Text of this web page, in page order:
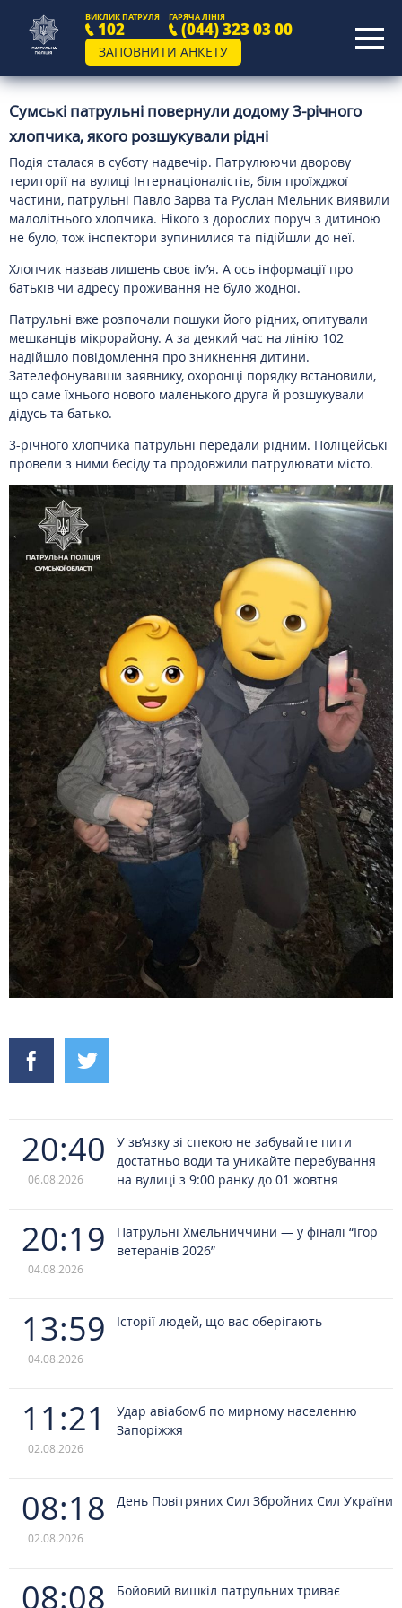
ВИКЛИК ПАТРУЛЯ
102
ГАРЯЧА ЛІНІЯ
(044) 323 03 00
ЗАПОВНИТИ АНКЕТУ
20:40
06.08.2026
У зв’язку зі спекою не забувайте пити
достатньо води та уникайте перебування
на вулиці з 9:00 ранку до 01 жовтня
20:19
04.08.2026
Патрульні Хмельниччини — у фіналі “Ігор
ветеранів 2026”
13:59
04.08.2026
Історії людей, що вас оберігають
11:21
02.08.2026
Удар авіабомб по мирному населенню
Запоріжжя
08:18
02.08.2026
День Повітряних Сил Збройних Сил України
08:08 Бойовий вишкіл патрульних триває
Сумські патрульні повернули додому 3-річного
хлопчика, якого розшукували рідні
Подія сталася в суботу надвечір. Патрулюючи дворову
території на вулиці Інтернаціоналістів, біля проїжджої
частини, патрульні Павло Зарва та Руслан Мельник виявили
малолітнього хлопчика. Нікого з дорослих поруч з дитиною
не було, тож інспектори зупинилися та підійшли до неї.
Хлопчик назвав лишень своє ім’я. А ось інформації про
батьків чи адресу проживання не було жодної.
Патрульні вже розпочали пошуки його рідних, опитували
мешканців мікрорайону. А за деякий час на лінію 102
надійшло повідомлення про зникнення дитини.
Зателефонувавши заявнику, охоронці порядку встановили,
що саме їхнього нового маленького друга й розшукували
дідусь та батько.
3-річного хлопчика патрульні передали рідним. Поліцейські
провели з ними бесіду та продовжили патрулювати місто.